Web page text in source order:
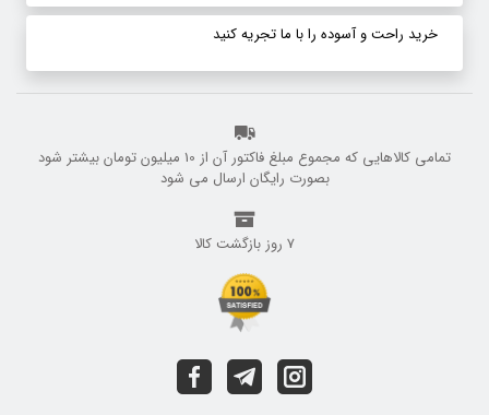
خرید راحت و آسوده را با ما تجریه کنید
تمامی کالاهایی که مجموع مبلغ فاکتور آن از 10 میلیون تومان بیشتر شود
بصورت رایگان ارسال می شود
7 روز بازگشت کالا